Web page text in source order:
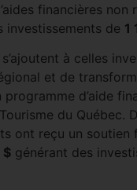
financières
investissements de 1
à celles
et de
programme d’aide
du Québec.
ont reçu un soutien
$ générant des